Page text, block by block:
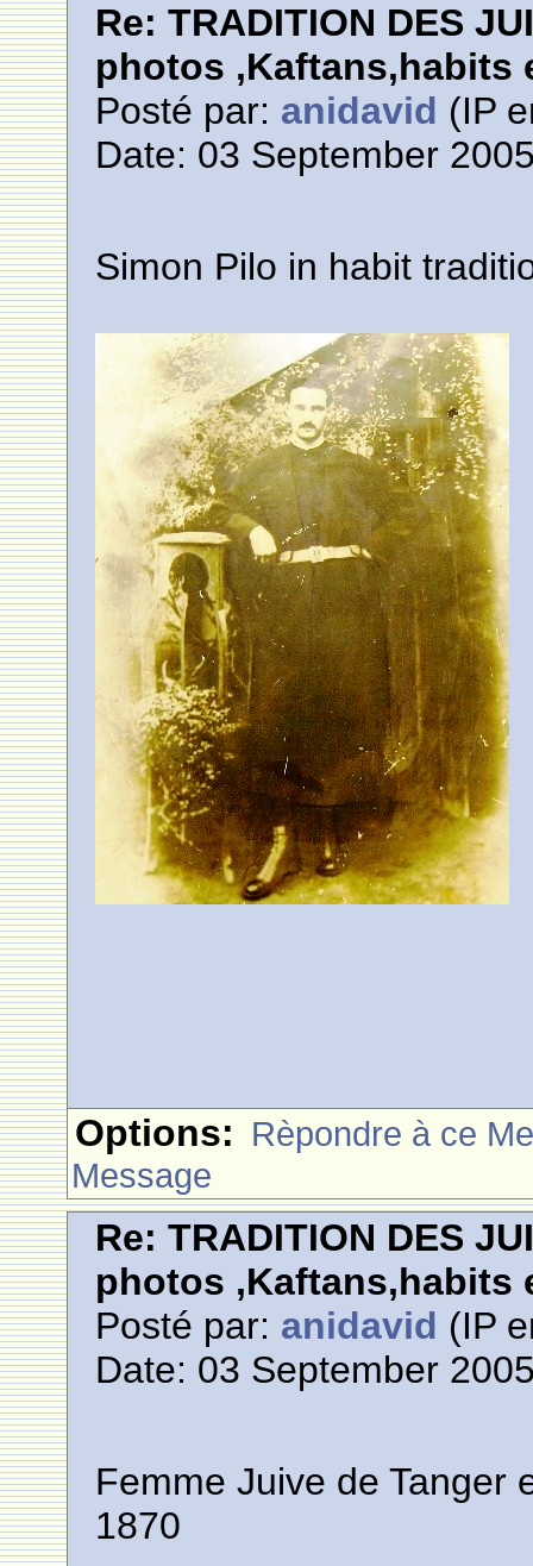
Re: TRADITION DES
photos ,Kaftans,habits
Posté par: anidavid (IP
Date: 03 September
Simon Pilo in habit
Options: Rèpondre à ce
Message
Re: TRADITION DES
photos ,Kaftans,habits
Posté par: anidavid (IP
Date: 03 September
Femme Juive de Tanger
1870